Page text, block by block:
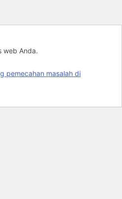
web Anda.
pemecahan masalah di